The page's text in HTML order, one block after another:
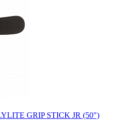
GRIP STICK JR (50")